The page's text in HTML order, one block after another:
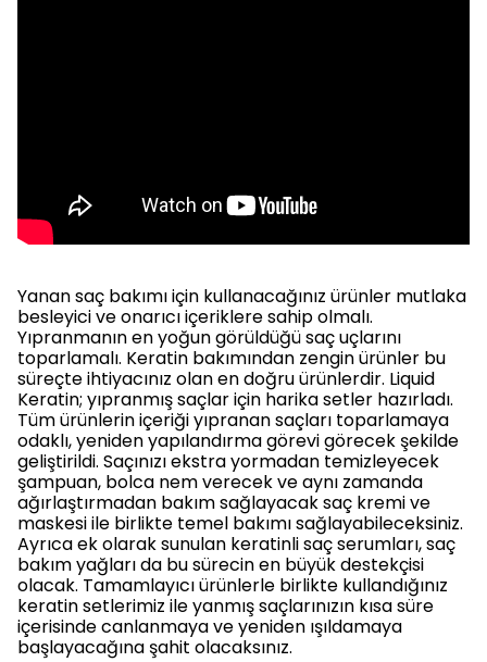
Yanan saç bakımı için kullanacağınız ürünler mutlaka
besleyici ve onarıcı içeriklere sahip olmalı.
Yıpranmanın en yoğun görüldüğü saç uçlarını
toparlamalı. Keratin bakımından zengin ürünler bu
süreçte ihtiyacınız olan en doğru ürünlerdir. Liquid
Keratin; yıpranmış saçlar için harika setler hazırladı.
Tüm ürünlerin içeriği yıpranan saçları toparlamaya
odaklı, yeniden yapılandırma görevi görecek şekilde
geliştirildi. Saçınızı ekstra yormadan temizleyecek
şampuan, bolca nem verecek ve aynı zamanda
ağırlaştırmadan bakım sağlayacak saç kremi ve
maskesi ile birlikte temel bakımı sağlayabileceksiniz.
Ayrıca ek olarak sunulan keratinli saç serumları, saç
bakım yağları da bu sürecin en büyük destekçisi
olacak. Tamamlayıcı ürünlerle birlikte kullandığınız
keratin setlerimiz ile yanmış saçlarınızın kısa süre
içerisinde canlanmaya ve yeniden ışıldamaya
başlayacağına şahit olacaksınız.